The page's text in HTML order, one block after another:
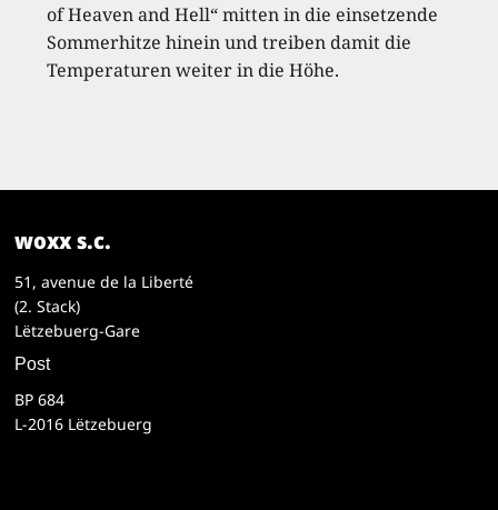
of Heaven and Hell“ mitten in die einsetzende
Sommerhitze hinein und treiben damit die
Temperaturen weiter in die Höhe.
woxx s.c.
51, avenue de la Liberté
(2. Stack)
Lëtzebuerg-Gare
Post
BP 684
L-2016 Lëtzebuerg